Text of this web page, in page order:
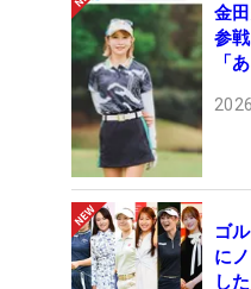
金
参
「
ゴ
に
し